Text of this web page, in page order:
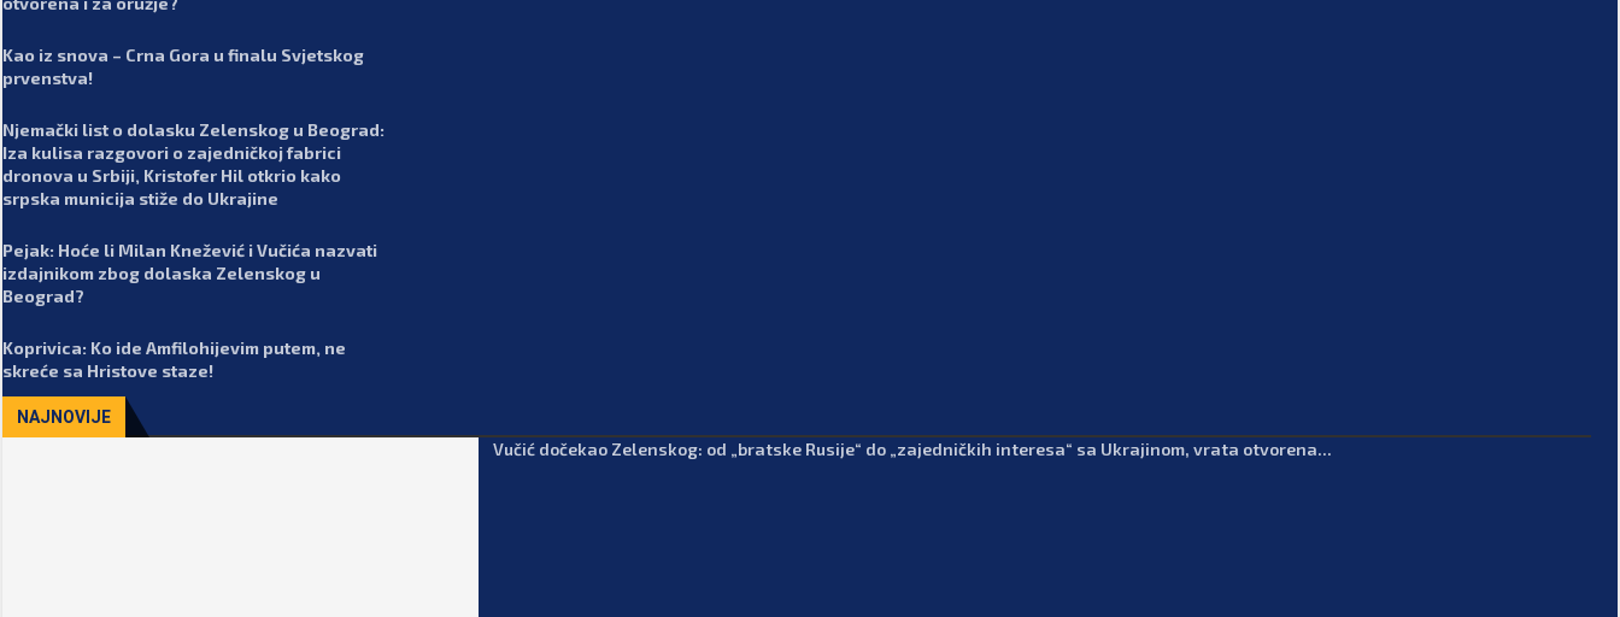
Kao iz snova – Crna Gora u finalu Svjetskog
prvenstva!
Njemački list o dolasku Zelenskog u Beograd:
Iza kulisa razgovori o zajedničkoj fabrici
dronova u Srbiji, Kristofer Hil otkrio kako
srpska municija stiže do Ukrajine
Pejak: Hoće li Milan Knežević i Vučića nazvati
izdajnikom zbog dolaska Zelenskog u
Beograd?
Koprivica: Ko ide Amfilohijevim putem, ne
skreće sa Hristove staze!
NAJNOVIJE
Vučić dočekao Zelenskog: od „bratske Rusije“ do „zajedničkih interesa“ sa Ukrajinom, vrata otvorena...